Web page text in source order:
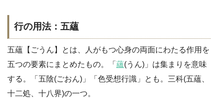
行の用法：五蘊
五蘊【ごうん】とは、人がもつ心身の両面にわたる作用を
五つの要素にまとめたもの。「 蘊(うん)」は集まりを意味
する。「五陰(ごおん)」「色受想行識」とも。三科(五蘊、
十二処、十八界)の一つ。